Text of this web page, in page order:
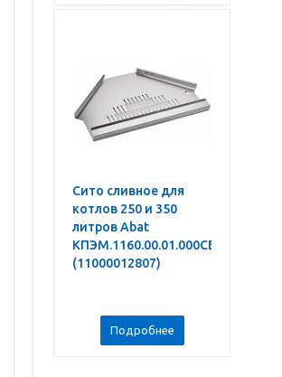
Сито сливное для
котлов 250 и 350
литров Abat
КПЭМ.1160.00.01.000СБ
(11000012807)
Подробнее